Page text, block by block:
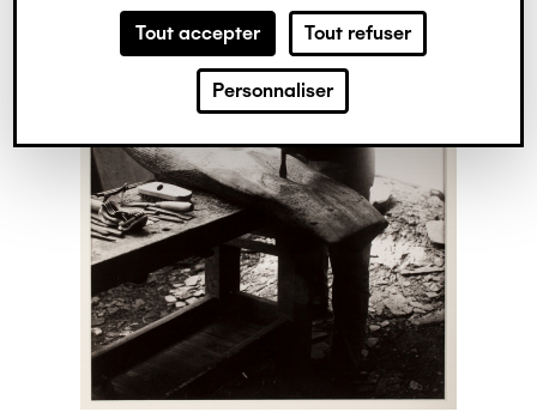
Tout accepter Tout refuser
Personnaliser